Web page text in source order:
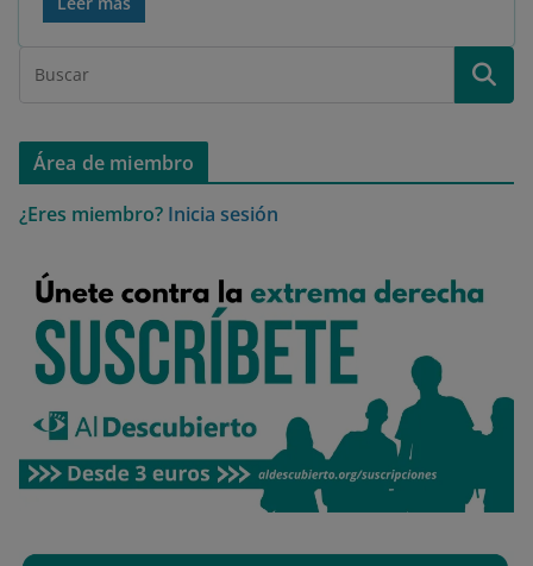
Área de miembro
¿Eres miembro? Inicia sesión